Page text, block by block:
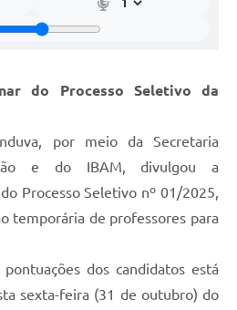
do Processo Seletivo da
por meio da Secretaria
e do IBAM, divulgou a
Processo Seletivo nº 01/2025,
temporária de professores para
dos candidatos está
sexta-feira (31 de outubro) do